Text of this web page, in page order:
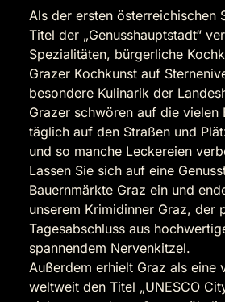
Als der ersten österreichischen
Titel der „Genusshauptstadt“
Spezialitäten, bürgerliche
Grazer Kochkunst auf
besondere Kulinarik der
Grazer schwören auf die vielen
täglich auf den Straßen und
und so manche Leckereien
Lassen Sie sich auf eine
Bauernmärkte Graz ein und
unserem Krimidinner Graz, der
Tagesabschluss aus
spannendem Nervenkitzel.
Außerdem erhielt Graz als eine
weltweit den Titel „UNESCO